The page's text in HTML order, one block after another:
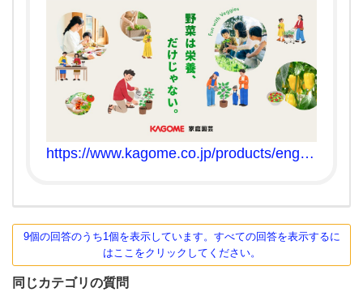
https://www.kagome.co.jp/products/engei/
9個の回答のうち1個を表示しています。すべての回答を表示するに
はここをクリックしてください。
同じカテゴリの質問